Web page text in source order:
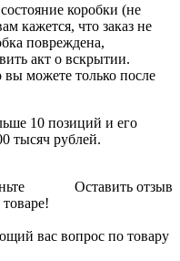
коробки (не
кажется, что заказ не
повреждена,
акт о вскрытии.
вы можете только после
10 позиций и его
тысяч рублей.
Оставить отзыв
вас вопрос по товару